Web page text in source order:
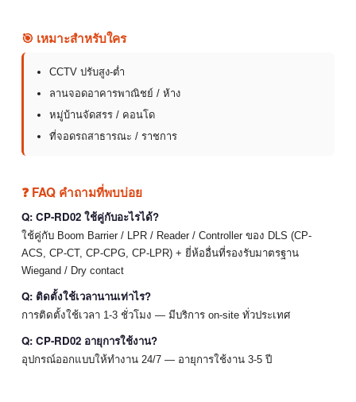
🎯 เหมาะสำหรับใคร
CCTV ปรับสูง-ต่ำ
ลานจอดอาคารพาณิชย์ / ห้าง
หมู่บ้านจัดสรร / คอนโด
ที่จอดรถสาธารณะ / ราชการ
❓ FAQ คำถามที่พบบ่อย
Q: CP-RD02 ใช้คู่กับอะไรได้?
ใช้คู่กับ Boom Barrier / LPR / Reader / Controller ของ DLS (CP-
ACS, CP-CT, CP-CPG, CP-LPR) + ยี่ห้ออื่นที่รองรับมาตรฐาน
Wiegand / Dry contact
Q: ติดตั้งใช้เวลานานเท่าไร?
การติดตั้งใช้เวลา 1-3 ชั่วโมง — มีบริการ on-site ทั่วประเทศ
Q: CP-RD02 อายุการใช้งาน?
อุปกรณ์ออกแบบให้ทำงาน 24/7 — อายุการใช้งาน 3-5 ปี